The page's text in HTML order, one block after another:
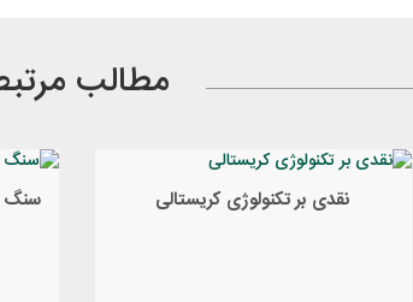
مطالب
نقدی بر تكنولوژی كريستالی سنگ